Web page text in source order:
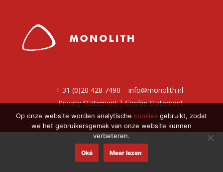
+ 31 (0)20 428 7490 – info@monolith.nl
Privacy Statement|Cookie Statement
Op onze website worden analytische cookies gebruikt, zodat
we het gebruikersgemak van onze website kunnen
verbeteren.
Oké Meer lezen